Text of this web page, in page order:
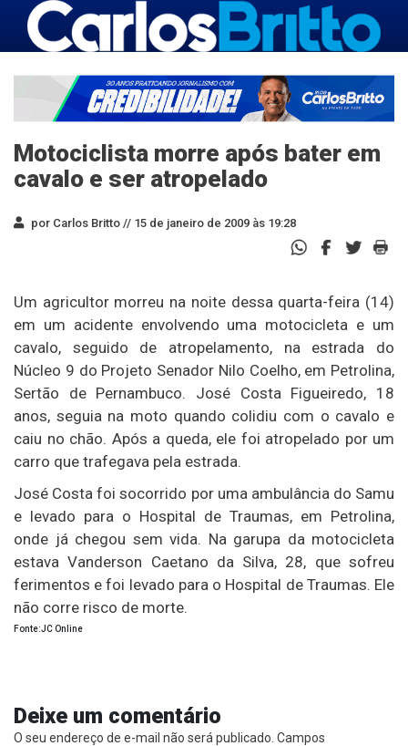
Motociclista morre após bater em
cavalo e ser atropelado
por Carlos Britto // 15 de janeiro de 2009 às 19:28
Um agricultor morreu na noite dessa quarta-feira (14)
em um acidente envolvendo uma motocicleta e um
cavalo, seguido de atropelamento, na estrada do
Núcleo 9 do Projeto Senador Nilo Coelho, em Petrolina,
Sertão de Pernambuco. José Costa Figueiredo, 18
anos, seguia na moto quando colidiu com o cavalo e
caiu no chão. Após a queda, ele foi atropelado por um
carro que trafegava pela estrada.
José Costa foi socorrido por uma ambulância do Samu
e levado para o Hospital de Traumas, em Petrolina,
onde já chegou sem vida. Na garupa da motocicleta
estava Vanderson Caetano da Silva, 28, que sofreu
ferimentos e foi levado para o Hospital de Traumas. Ele
não corre risco de morte.
Fonte:JC Online
Deixe um comentário
O seu endereço de e-mail não será publicado. Campos